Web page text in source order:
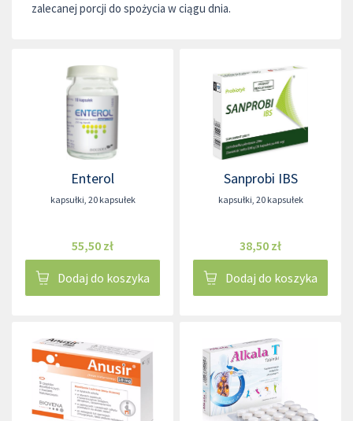
zalecanej porcji do spożycia w ciągu dnia.
Enterol
kapsułki, 20 kapsułek
55,50 zł
Dodaj do koszyka
Sanprobi IBS
kapsułki, 20 kapsułek
38,50 zł
Dodaj do koszyka